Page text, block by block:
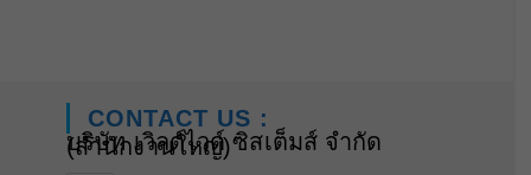
CONTACT US :
บริษัท เวิลด์ไวด์ ซิสเต็มส์ จำกัด
(สำนักงานใหญ่)